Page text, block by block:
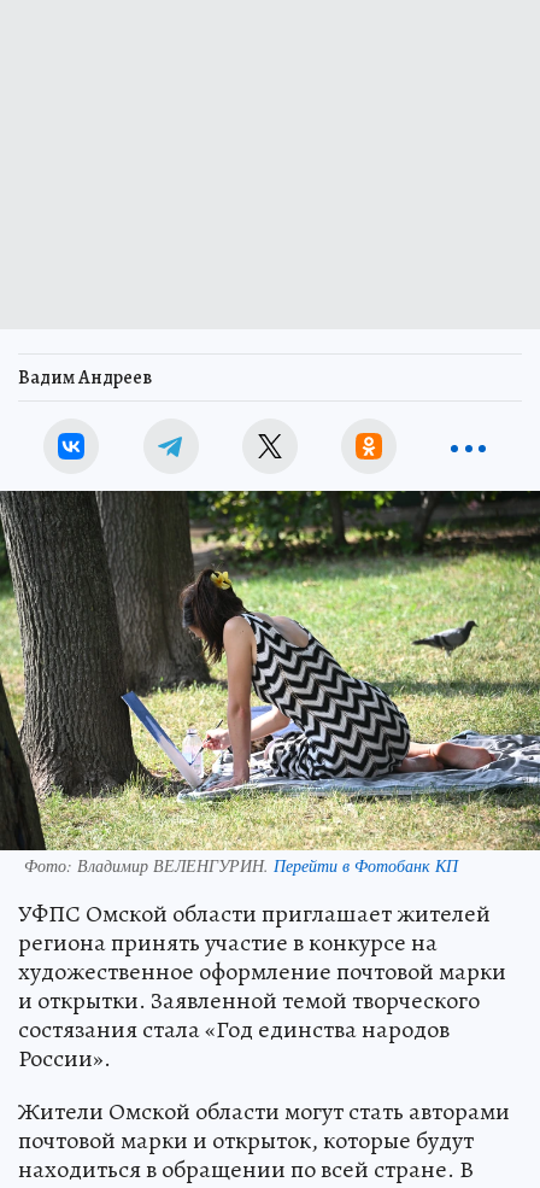
Вадим Андреев
Фото: Владимир ВЕЛЕНГУРИН. Перейти в Фотобанк КП
УФПС Омской области приглашает жителей
региона принять участие в конкурсе на
художественное оформление почтовой марки
и открытки. Заявленной темой творческого
состязания стала «Год единства народов
России».
Жители Омской области могут стать авторами
почтовой марки и открыток, которые будут
находиться в обращении по всей стране. В